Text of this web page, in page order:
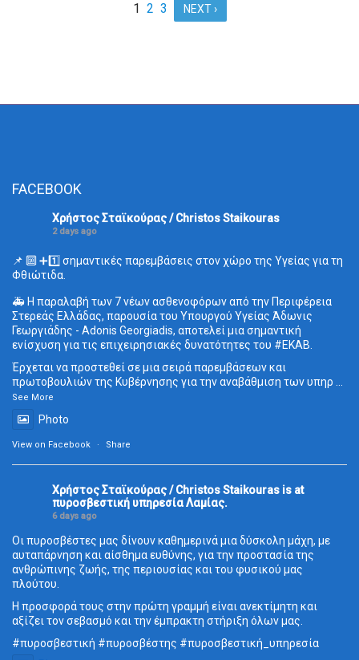
1 2 3 NEXT ›
FACEBOOK
Χρήστος Σταϊκούρας / Christos Staikouras
2 days ago
📌 🔟 ➕1️⃣ σημαντικές παρεμβάσεις στον χώρο της Υγείας για τη
Φθιώτιδα.
🚑 Η παραλαβή των 7 νέων ασθενοφόρων από την Περιφέρεια
Στερεάς Ελλάδας, παρουσία του Υπουργού Υγείας Άδωνις
Γεωργιάδης - Adonis Georgiadis, αποτελεί μια σημαντική
ενίσχυση για τις επιχειρησιακές δυνατότητες του #ΕΚΑΒ
Έρχεται να προστεθεί σε μια σειρά παρεμβάσεων και
πρωτοβουλιών της Κυβέρνησης για την αναβάθμιση των υπηρ
See More
Photo
View on Facebook · Share
Χρήστος Σταϊκούρας / Christos Staikouras is at
πυροσβεστική υπηρεσία Λαμίας.
6 days ago
Οι πυροσβέστες μας δίνουν καθημερινά μια δύσκολη μάχη, με
αυταπάρνηση και αίσθημα ευθύνης, για την προστασία της
ανθρώπινης ζωής, της περιουσίας και του φυσικού μας
πλούτου.
Η προσφορά τους στην πρώτη γραμμή είναι ανεκτίμητη και
αξίζει τον σεβασμό και την έμπρακτη στήριξη όλων μας.
#πυροσβεστική #πυροσβέστης #πυροσβεστική_ υπηρεσία